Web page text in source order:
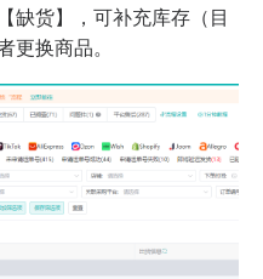
缺货】，可补充库存（目
更换商品。